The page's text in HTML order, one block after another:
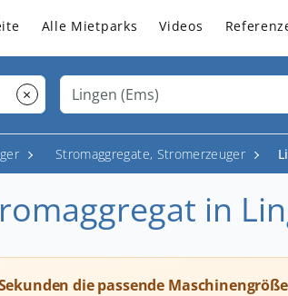
Alle Mietparks Videos
×
Stromaggregate, Stromerzeuger
in
die passende